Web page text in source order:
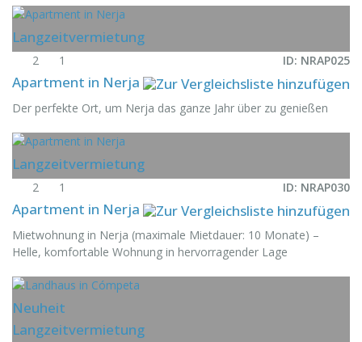
Langzeitvermietung
2 1 ID: NRAP025
Apartment in Nerja
Der perfekte Ort, um Nerja das ganze Jahr über zu genießen
Langzeitvermietung
2 1 ID: NRAP030
Apartment in Nerja
Mietwohnung in Nerja (maximale Mietdauer: 10 Monate) –
Helle, komfortable Wohnung in hervorragender Lage
Neuheit
Langzeitvermietung